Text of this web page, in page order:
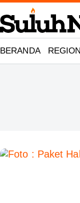
Skip
to
content
BERANDA